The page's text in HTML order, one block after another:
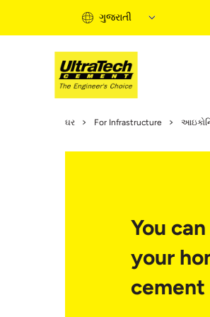
ગુજરાતી
ઘર For Infrastructure
You
your
cement